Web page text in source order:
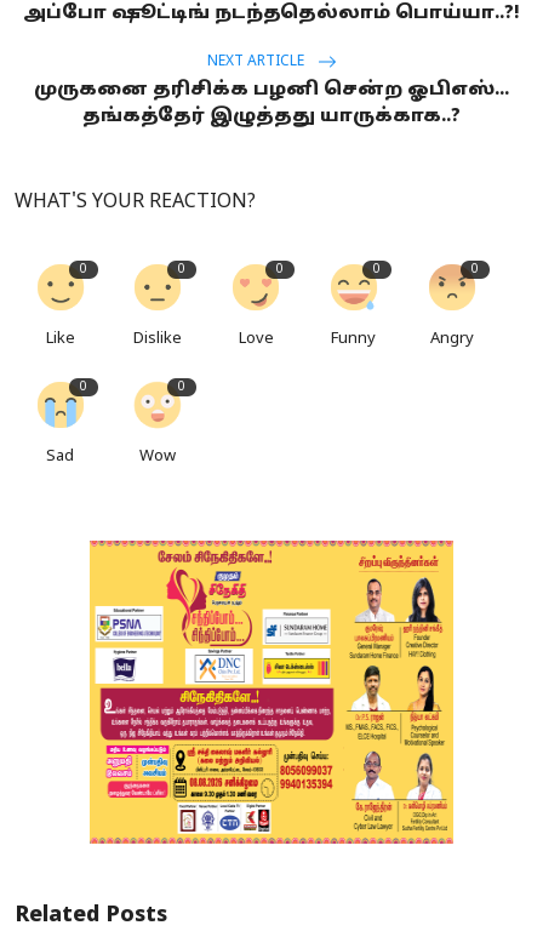
அப்போ ஷூட்டிங் நடந்ததெல்லாம் பொய்யா..?!
NEXT ARTICLE
முருகனை தரிசிக்க பழனி சென்ற ஓபிஎஸ்...
தங்கத்தேர் இழுத்தது யாருக்காக..?
WHAT'S YOUR REACTION?
0
Like
0
Dislike
0
Love
0
Funny
0
Angry
0
Sad
0
Wow
Related Posts